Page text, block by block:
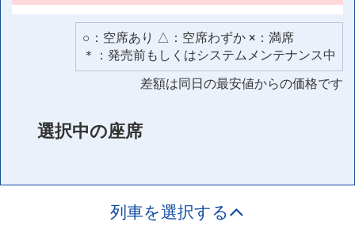
○：空席あり △：空席わずか ×：満席
＊：発売前もしくはシステムメンテナンス中
差額は同日の最安値からの価格です
選択中の座席
列車を選択する